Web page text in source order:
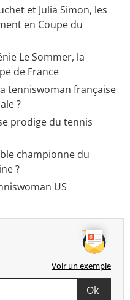
et Julia Simon, les
en Coupe du
Le Sommer, la
de France
tenniswoman française
?
prodige du tennis
championne du
?
US
Voir un exemple